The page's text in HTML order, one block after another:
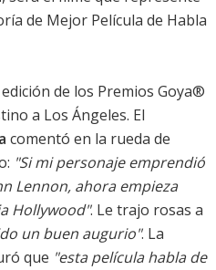
de Mejor Película de Habla
de los Premios Goya®
a Los Ángeles. El
comentó en la rueda de
"Si mi personaje emprendió
Lennon, ahora empieza
Hollywood". Le trajo rosas a
un buen augurio". La
que "esta película habla de